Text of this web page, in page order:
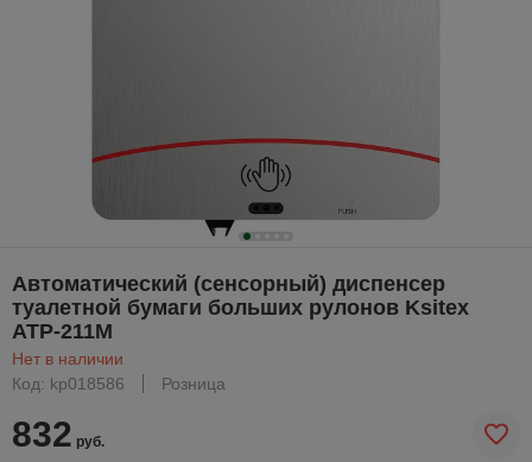
Автоматический (сенсорный) диспенсер
туалетной бумаги больших рулонов Ksitex
ATP-211M
Нет в наличии
Код: kp018586
Розница
832 руб.